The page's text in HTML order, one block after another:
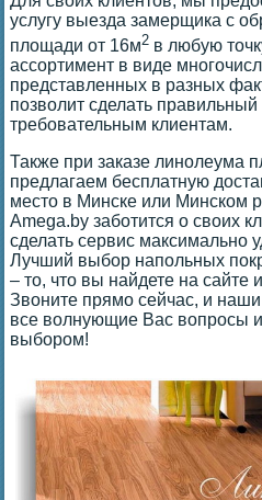
услугу выезда замерщика с
площади от 16м2 в любую
ассортимент в виде
представленных в разных
позволит сделать
требовательным клиентам.
Также при заказе линолеума
предлагаем бесплатную
место в Минске или Минском
Amega.by заботится о своих
сделать сервис максимально
Лучший выбор напольных
– то, что вы найдете на сайте
Звоните прямо сейчас, и
все волнующие Вас вопросы и
выбором!